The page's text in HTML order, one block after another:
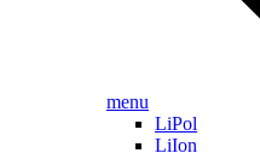
menu
LiPol
LiIon